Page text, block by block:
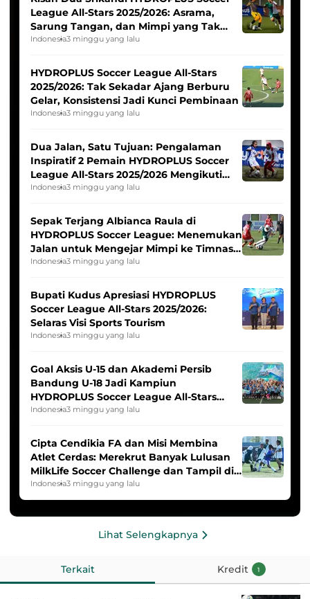
League All-Stars 2025/2026: Asrama,
Sarung Tangan, dan Mimpi yang Tak
Pernah Padam
Indonesia3 minggu yang lalu
HYDROPLUS Soccer League All-Stars
2025/2026: Tak Sekadar Ajang Berburu
Gelar, Konsistensi Jadi Kunci Pembinaan
Indonesia3 minggu yang lalu
Dua Jalan, Satu Tujuan: Pengalaman
Inspiratif 2 Pemain HYDROPLUS Soccer
League All-Stars 2025/2026 Mengikuti
Seleksi Timnas Indonesia Putri
Indonesia3 minggu yang lalu
Sepak Terjang Albianca Raula di
HYDROPLUS Soccer League: Menemukan
Jalan untuk Mengejar Mimpi ke Timnas
Indonesia Putri
Indonesia3 minggu yang lalu
Bupati Kudus Apresiasi HYDROPLUS
Soccer League All-Stars 2025/2026:
Selaras Visi Sports Tourism
Indonesia3 minggu yang lalu
Goal Aksis U-15 dan Akademi Persib
Bandung U-18 Jadi Kampiun
HYDROPLUS Soccer League All-Stars
2025/2026
Indonesia3 minggu yang lalu
Cipta Cendikia FA dan Misi Membina
Atlet Cerdas: Merekrut Banyak Lulusan
MilkLife Soccer Challenge dan Tampil di
HYDROPLUS Soccer League
Indonesia3 minggu yang lalu
Lihat Selengkapnya
Terkait Kredit 1